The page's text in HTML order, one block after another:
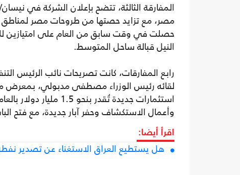
المفارقة الثالثة، تتضح بإعلان الشركة في
مصر، مع تزايد حصتها من طروحات مصر لمناطق
حصلت في وقت سابق من العام على امتيازين
النيل قبالة ساحل المتوسط.
رابع المفارقات، كانت تصريحات نائب الرئيس
وأعمال الاستكشاف وحفر آبار جديدة، مع فتح
اقرأ أيضا:
هل يستطيع العراق الاستغناء عن تصدير